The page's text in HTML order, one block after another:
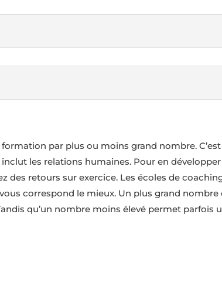
par plus ou moins grand nombre.
les relations humaines. Pour en
des retours sur exercice. Les écoles de
correspond le mieux. Un plus grand
qu’un nombre moins élevé permet parfois